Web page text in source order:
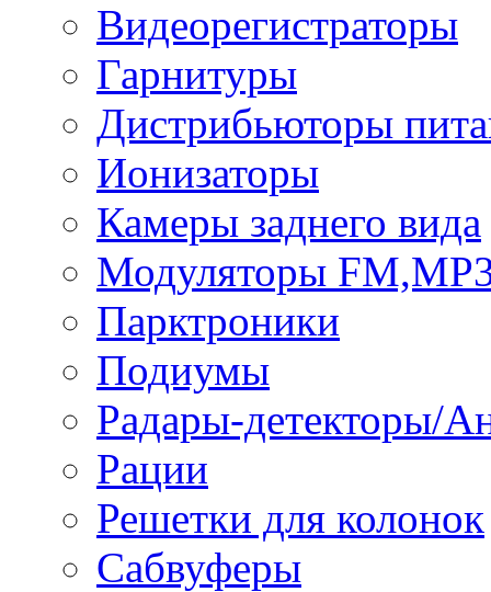
Видеорегистраторы
Гарнитуры
Дистрибьюторы
Ионизаторы
Камеры заднего вида
Модуляторы
Парктроники
Подиумы
Радары-детекторы/
Рации
Решетки для колонок
Сабвуферы